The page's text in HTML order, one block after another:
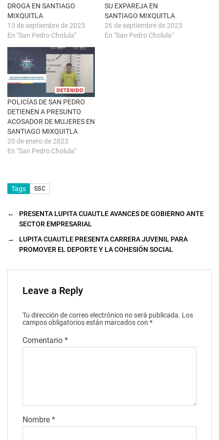
a
n
u
v
a
)
a
b
e
e
n
u
n
a
v
e
n
n
a
n
u
e
v
a
)
DROGA EN SANTIAGO
MIXQUITLA
13 de septiembre de 2023
En "San Pedro Cholula"
SU EXPAREJA EN
SANTIAGO MIXQUITLA
26 de septiembre de 2023
En "San Pedro Cholula"
POLICÍAS DE SAN PEDRO
DETIENEN A PRESUNTO
ACOSADOR DE MUJERES EN
SANTIAGO MIXQUITLA
20 de enero de 2023
En "San Pedro Cholula"
Tags SSC
←
PRESENTA LUPITA CUAUTLE AVANCES DE GOBIERNO ANTE
SECTOR EMPRESARIAL
→
LUPITA CUAUTLE PRESENTA CARRERA JUVENIL PARA
PROMOVER EL DEPORTE Y LA COHESIÓN SOCIAL
Leave a Reply
Tu dirección de correo electrónico no será publicada. Los
campos obligatorios están marcados con *
Comentario *
Nombre *